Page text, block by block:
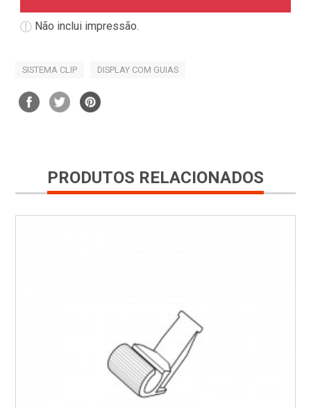
Não inclui impressão.
SISTEMA CLIP DISPLAY COM GUIAS
PRODUTOS RELACIONADOS